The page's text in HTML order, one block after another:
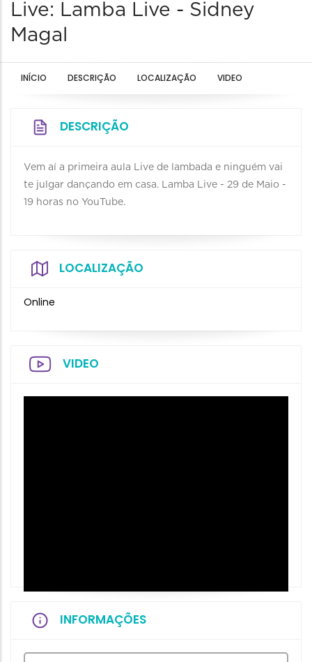
Live: Lamba Live - Sidney
Magal
INÍCIO DESCRIÇÃO LOCALIZAÇÃO VIDEO
DESCRIÇÃO
Vem aí a primeira aula Live de lambada e ninguém vai
te julgar dançando em casa. Lamba Live - 29 de Maio -
19 horas no YouTube.
LOCALIZAÇÃO
Online
VIDEO
INFORMAÇÕES